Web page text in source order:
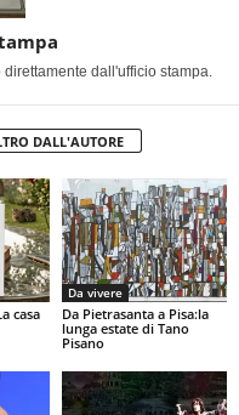
dall'ufficio stampa.
DALL'AUTORE
casa
Da vivere
Da Pietrasanta a Pisa:la
lunga estate di Tano
Pisano